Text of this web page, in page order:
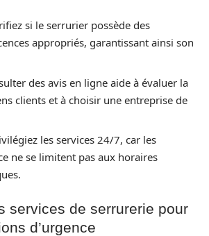
si le serrurier possède des
appropriés, garantissant ainsi son
des avis en ligne aide à évaluer la
clients et à choisir une entreprise de
les services 24/7, car les
ne se limitent pas aux horaires
services de serrurerie pour
d’urgence